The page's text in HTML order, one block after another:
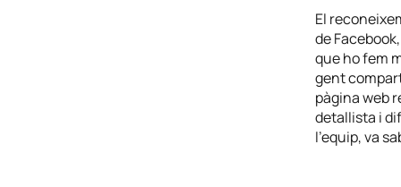
El
de
que ho fem
gent
pàgina web
detallista i
l’equip, va